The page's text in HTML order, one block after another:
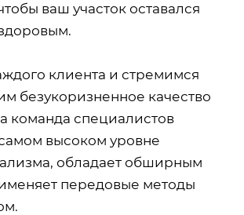
ваш участок оставался
клиента и стремимся
безукоризненное качество
команда специалистов
высоком уровне
обладает обширным
передовые методы